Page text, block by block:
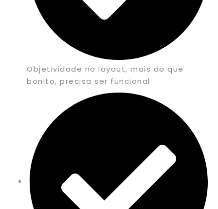
Objetividade no layout, mais do que
bonito, precisa ser funcional